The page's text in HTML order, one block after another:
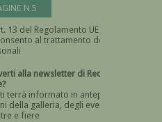
N.5
13 del Regolamento UE n.
trattamento dei
Devi dare il consenso
newsletter di Recta
terrà informato in anteprima
della galleria, degli eventi
e fiere